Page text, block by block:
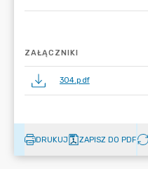
ZAŁĄCZNIKI
304.pdf
DRUKUJ ZAPISZ DO PDF